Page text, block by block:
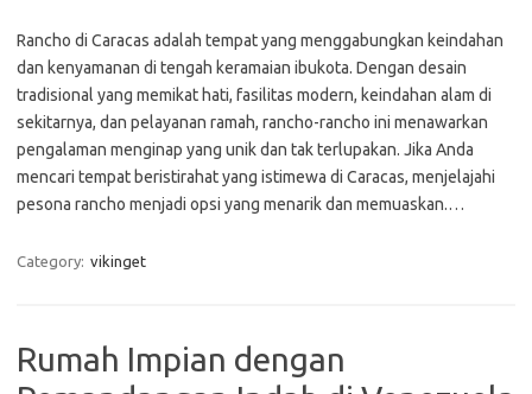
Rancho di Caracas adalah tempat yang menggabungkan keindahan
dan kenyamanan di tengah keramaian ibukota. Dengan desain
tradisional yang memikat hati, fasilitas modern, keindahan alam di
sekitarnya, dan pelayanan ramah, rancho-rancho ini menawarkan
pengalaman menginap yang unik dan tak terlupakan. Jika Anda
mencari tempat beristirahat yang istimewa di Caracas, menjelajahi
pesona rancho menjadi opsi yang menarik dan memuaskan.…
Category: vikinget
Rumah Impian dengan